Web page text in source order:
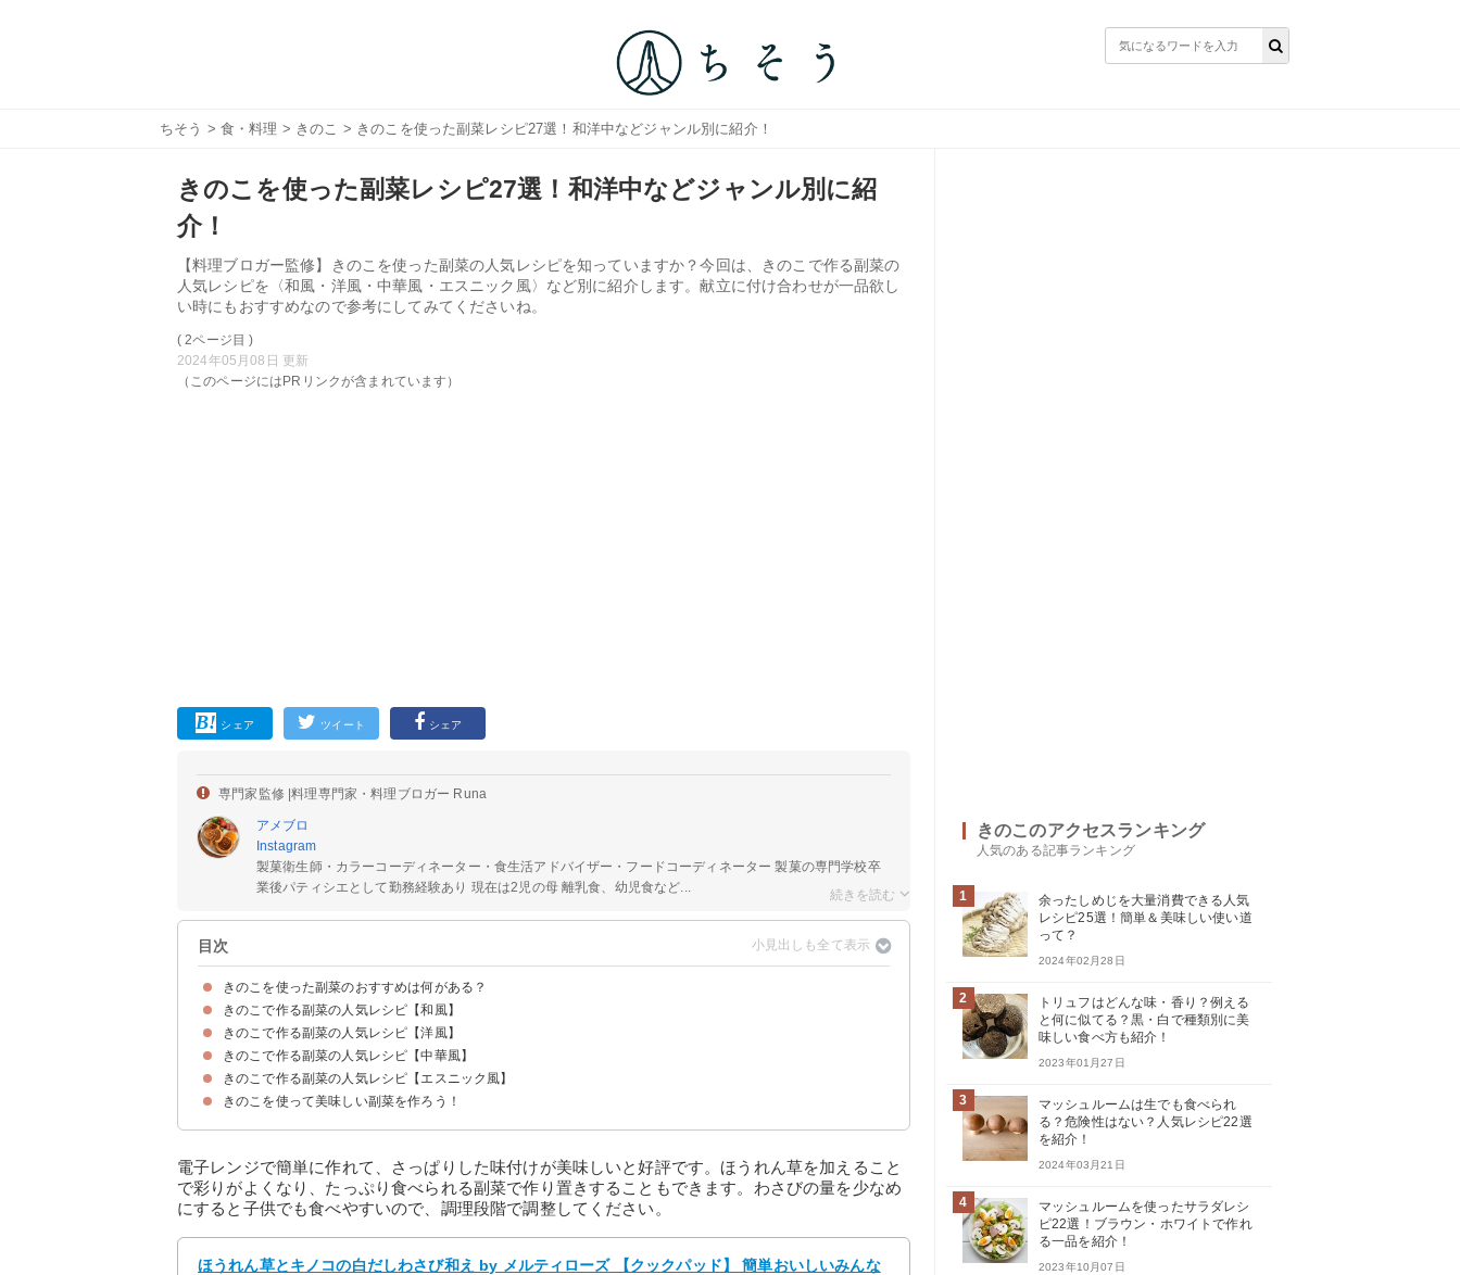
ちそう > 食・料理 > きのこ > きのこを使った副菜レシピ27選！和洋中などジャンル別に紹介！
きのこを使った副菜レシピ27選！和洋中などジャンル別に紹
介！
【料理ブロガー監修】きのこを使った副菜の人気レシピを知っていますか？今回は、きのこで作る副菜の
人気レシピを〈和風・洋風・中華風・エスニック風〉など別に紹介します。献立に付け合わせが一品欲し
い時にもおすすめなので参考にしてみてくださいね。
( 2ページ目 )
2024年05月08日 更新
（このページにはPRリンクが含まれています）
シェア ツイート シェア
専門家監修 |料理専門家・料理ブロガー Runa
アメブロ
Instagram
製菓衛生師・カラーコーディネーター・食生活アドバイザー・フードコーディネーター 製菓の専門学校卒
業後パティシエとして勤務経験あり 現在は2児の母 離乳食、幼児食など...
目次
きのこを使った副菜のおすすめは何がある？
きのこで作る副菜の人気レシピ【和風】
①和食によく合うたっぷりきのこの味噌炒め
②さっぱり食べられるきのこの大根おろしだれ
③しめじと糸こんにゃくのピリ辛煮
④きのことほうれん草の白だしわさび和え
⑤作り置きできるきのこ類の当座煮
⑥子供が喜ぶきのこと油揚げの卵とじ
⑦えのきだけの唐揚げ
きのこで作る副菜の人気レシピ【洋風】
①洋食によく合うきのことミニトマトのソテー
②きのことベーコンのサラダ
③簡単きのこマリネ
④しめじと小松菜の洋風バターソテー
⑤きのことベーコンのトマトチーズ焼き
⑥マイタケと菜の花の粒マスタード和え
⑦パプリカのきのこ詰め
きのこで作る副菜の人気レシピ【中華風】
①たっぷりきのこの中華スープ
②きのこのオイスターソース炒め
③しめじとビタミン菜の中華風煮浸し
④きのこときゅうりの中華風マリネ
⑤しめじともやしの中華サラダ
⑥きのこと春雨の春巻き
⑦きのこと鶏肉の中華風南蛮和え
⑧たっぷりきのこと豆腐の中華煮
きのこで作る副菜の人気レシピ【エスニック風】
①きのこのトムヤムクン風野菜スープ
②きのこのエスニック炒め
③たっぷりきのこのエスニックアヒージョ
④きのこのエスニックサラダ
⑤しめじとゴーヤのエスニック和え
きのこを使って美味しい副菜を作ろう！
電子レンジで簡単に作れて、さっぱりした味付けが美味しいと好評です。ほうれん草を加えること
で彩りがよくなり、たっぷり食べられる副菜で作り置きすることもできます。わさびの量を少なめ
にすると子供でも食べやすいので、調理段階で調整してください。
ほうれん草とキノコの白だしわさび和え by メルティローズ 【クックパッド】 簡単おいしいみんな
きのこのアクセスランキング
人気のある記事ランキング
1
余ったしめじを大量消費できる人気
レシピ25選！簡単＆美味しい使い道
って？
2024年02月28日
2
トリュフはどんな味・香り？例える
と何に似てる？黒・白で種類別に美
味しい食べ方も紹介！
2023年01月27日
3
マッシュルームは生でも食べられ
る？危険性はない？人気レシピ22選
を紹介！
2024年03月21日
4
マッシュルームを使ったサラダレシ
ピ22選！ブラウン・ホワイトで作れ
る一品を紹介！
2023年10月07日